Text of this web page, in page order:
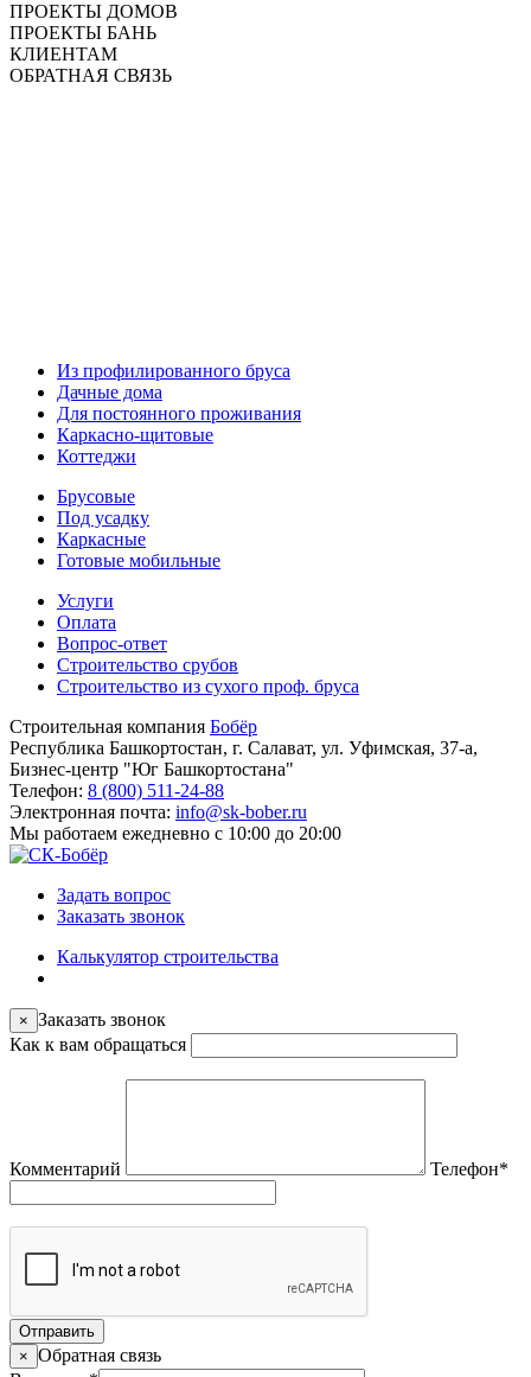
ПРОЕКТЫ ДОМОВ
ПРОЕКТЫ БАНЬ
КЛИЕНТАМ
ОБРАТНАЯ СВЯЗЬ
Из профилированного бруса
Дачные дома
Для постоянного проживания
Каркасно-щитовые
Коттеджи
Брусовые
Под усадку
Каркасные
Готовые мобильные
Услуги
Оплата
Вопрос-ответ
Строительство срубов
Строительство из сухого проф. бруса
Строительная компания Бобёр
Республика Башкортостан, г. Салават, ул. Уфимская, 37-а,
Бизнес-центр "Юг Башкортостана"
Телефон: 8 (800) 511-24-88
Электронная почта: info@sk-bober.ru
Мы работаем ежедневно с 10:00 до 20:00
Задать вопрос
Заказать звонок
Калькулятор строительства
× Заказать звонок
Как к вам обращаться
Комментарий Телефон*
Отправить
× Обратная связь